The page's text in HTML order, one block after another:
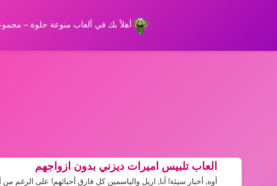
أهلاً بك في ألعاب منوعة حلوة –
العاب تلبيس اميرات ديزني بدون ازواجهم
أوه, أخبار سيئة! آنا, اريل والياسمين كل فارق أحبائهم! على الرغم